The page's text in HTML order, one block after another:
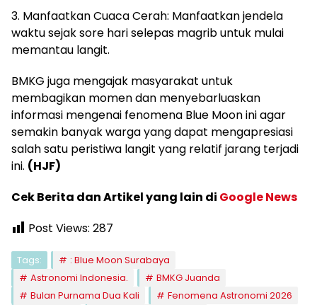
3. Manfaatkan Cuaca Cerah: Manfaatkan jendela
waktu sejak sore hari selepas magrib untuk mulai
memantau langit.
BMKG juga mengajak masyarakat untuk
membagikan momen dan menyebarluaskan
informasi mengenai fenomena Blue Moon ini agar
semakin banyak warga yang dapat mengapresiasi
salah satu peristiwa langit yang relatif jarang terjadi
ini. (HJF)
Cek Berita dan Artikel yang lain di Google News
Post Views: 287
Tags:
: Blue Moon Surabaya
Astronomi Indonesia.
BMKG Juanda
Bulan Purnama Dua Kali
Fenomena Astronomi 2026